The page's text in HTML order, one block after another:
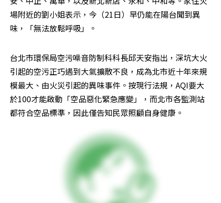
場附近的劉小姐表示，今（21日）早仍能在陽台聞到異
味，「無法放鬆呼吸」。
台北市環保局空污噪音防制科科長邱天安指出，深坑大火
引起的空污正巧遇到大氣擴散不良，成為北市近十年來規
模最大、由火災引起的異味事件。按現行法規，AQI要大
於100才能啟動「空品惡化緊急應變」，而北市各監測站
都符合空品標準，因此僅告知民眾照顧自身健康。